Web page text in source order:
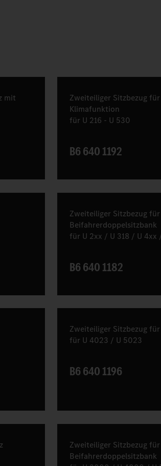
mit
Zweiteiliger Sitzbezug
Klimafunktion
für U 216 - U 530
B6 640 1192
Zweiteiliger Sitzbezug für
Beifahrerdoppelsitzbank
für U 2xx / U 318 / U 4xx
B6 640 1182
Zweiteiliger Sitzbezug
für U 4023 / U 5023
B6 640 1196
Zweiteiliger Sitzbezug für
Beifahrerdoppelsitzbank